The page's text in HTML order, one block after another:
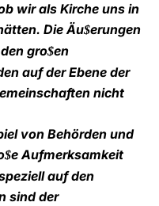
wir als Kirche uns in
Die Äu$erungen
gro$en
auf der Ebene der
nicht
von Behörden und
$e Aufmerksamkeit
auf den
sind der